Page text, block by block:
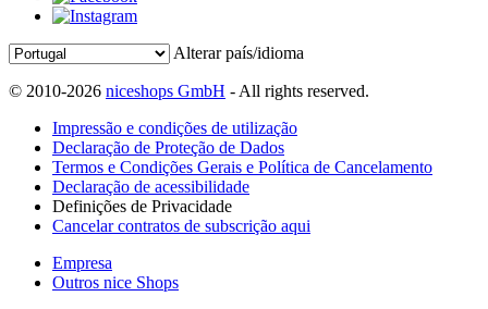
Alterar país/idioma
© 2010-2026 niceshops GmbH - All rights reserved.
Impressão e condições de utilização
Declaração de Proteção de Dados
Termos e Condições Gerais e Política de Cancelamento
Declaração de acessibilidade
Definições de Privacidade
Cancelar contratos de subscrição aqui
Empresa
Outros nice Shops